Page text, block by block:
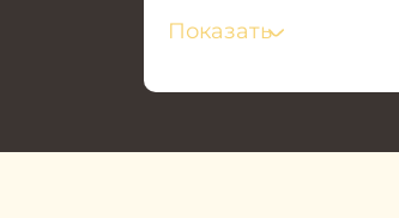
поле для гольфа.
Показать